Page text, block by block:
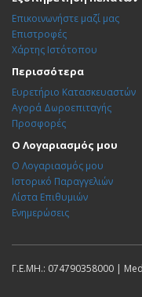
Επικοινωνήστε μαζί μας
Επιστροφές
Χάρτης Ιστότοπου
Περισσότερα
Ευρετήριο Κατασκευαστών
Αγορά Δωροεπιταγής
Προσφορές
Ο Λογαριασμός μου
Ο Λογαριασμός μου
Ιστορικό Παραγγελιών
Λίστα Επιθυμιών
Ενημερώσεις
Γ.Ε.ΜΗ.: 074790358000 |